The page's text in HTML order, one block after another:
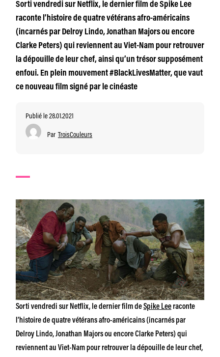
Sorti vendredi sur Netflix, le dernier film de Spike Lee
raconte l’histoire de quatre vétérans afro-américains
(incarnés par Delroy Lindo, Jonathan Majors ou encore
Clarke Peters) qui reviennent au Viet-Nam pour retrouver
la dépouille de leur chef, ainsi qu’un trésor supposément
enfoui. En plein mouvement #BlackLivesMatter, que vaut
ce nouveau film signé par le cinéaste
Publié le 28.01.2021
Par TroisCouleurs
Sorti vendredi sur Netflix, le dernier film deSpike Leeraconte
l’histoire de quatre vétérans afro-américains (incarnés par
Delroy Lindo, Jonathan Majors ou encore Clarke Peters) qui
reviennent au Viet-Nam pour retrouver la dépouille de leur chef,